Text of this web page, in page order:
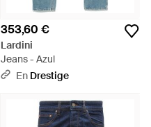
353,60 €
Lardini
Jeans - Azul
En Drestige